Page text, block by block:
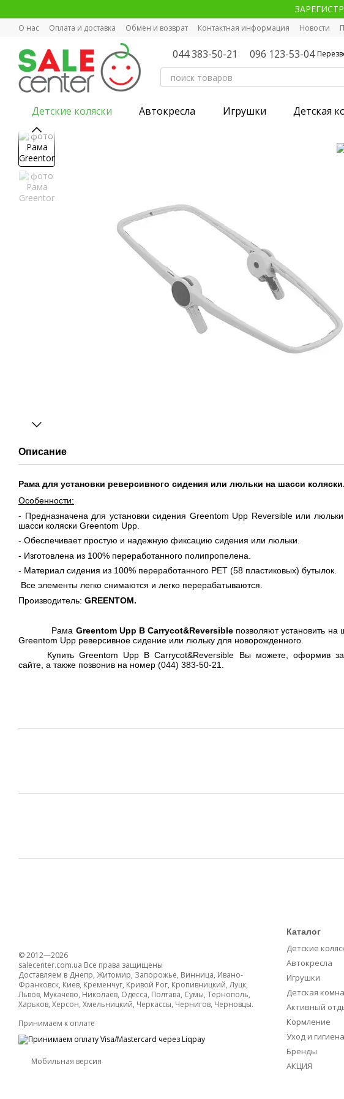
О нас Оплата и доставка Обмен и возврат Контактная информация Новости
044 383-50-21 096 123-53-04
Детские коляски Автокресла Игрушки Детская
Описание
Рама для установки реверсивного сидения или люльки на шасси коляски.
Особенности:
- Предназначена для установки сидения Greentom Upp Reversible или
шасси коляски Greentom Upp.
- Обеспечивает простую и надежную фиксацию сидения или люльки.
- Изготовлена из 100% переработанного полипропелена.
- Материал сидения из 100% переработанного PET (58 пластиковых) бутылок.
Все элементы легко снимаются и легко перерабатываются.
Производитель: GREENTOM.
Рама Greentom Upp ВCarrycot&Reversible позволяют установить на
Greentom Upp реверсивное сидение или люльку для новорожденного.
Купить Greentom Upp В Carrycot&Reversible Вы можете, оформив
сайте, а также позвонив на номер (044) 383-50-21.
© 2012—2026
salecenter.com.ua Все права защищены
Доставляем в Днепр, Житомир, Запорожье, Винница, Ивано-
Франковск, Киев, Кременчуг, Кривой Рог, Кропивницкий, Луцк,
Львов, Мукачево, Николаев, Одесса, Полтава, Сумы, Тернополь,
Харьков, Херсон, Хмельницкий, Черкассы, Чернигов, Черновцы.
Принимаем к оплате
Мобильная версия
Каталог
Детские
Автокресла
Игрушки
Детская
Активный
Кормление
Уход и гигиена
Бренды
АКЦИЯ